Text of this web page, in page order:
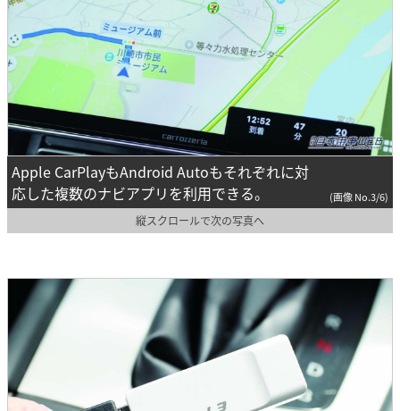
Apple CarPlayもAndroid Autoもそれぞれに対
応した複数のナビアプリを利用できる。
(画像 No.3/6)
縦スクロールで次の写真へ